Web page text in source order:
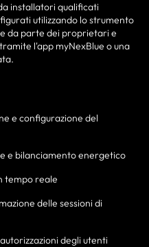
installatori qualificati
utilizzando lo strumento
da parte dei proprietari e
l'app myNexBlue o una
e configurazione del
e bilanciamento energetico
tempo reale
delle sessioni di
degli utenti